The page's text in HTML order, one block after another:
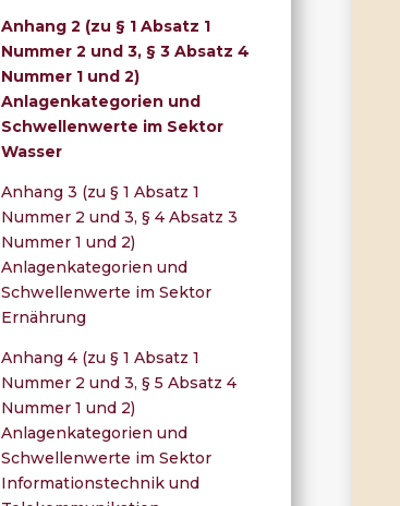
Anhang 2 (zu § 1 Absatz 1
Nummer 2 und 3, § 3 Absatz 4
Nummer 1 und 2)
Anlagenkategorien und
Schwellenwerte im Sektor
Wasser
Anhang 3 (zu § 1 Absatz 1
Nummer 2 und 3, § 4 Absatz 3
Nummer 1 und 2)
Anlagenkategorien und
Schwellenwerte im Sektor
Ernährung
Anhang 4 (zu § 1 Absatz 1
Nummer 2 und 3, § 5 Absatz 4
Nummer 1 und 2)
Anlagenkategorien und
Schwellenwerte im Sektor
Informationstechnik und